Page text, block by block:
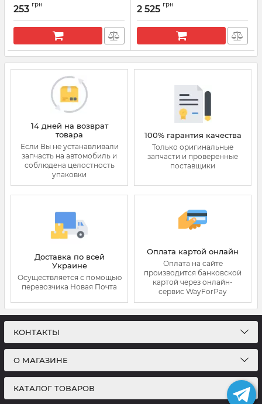
9001-850C Delphi
Артикул: 9001-850C
253 грн
Артикул:
2 525 грн
14 дней на возврат
товара
Если Вы не устанавливали
запчасть на автомобиль и
соблюдена целостность
упаковки
100% гарантия качества
Только оригинальные
запчасти и проверенные
поставщики
Доставка по всей
Украине
Осуществляется с помощью
перевозчика Новая Почта
Оплата картой онлайн
Оплата на сайте
производится банковской
картой через онлайн-
сервис WayForPay
КОНТАКТЫ
О МАГАЗИНЕ
КАТАЛОГ ТОВАРОВ